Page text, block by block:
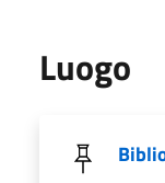
Luogo